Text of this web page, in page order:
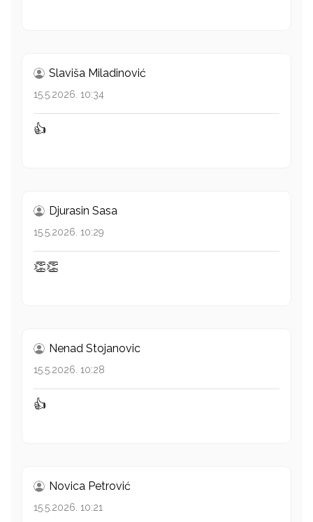
Slaviša Miladinović
15.5.2026. 10:34
👍
Djurasin Sasa
15.5.2026. 10:29
👏👏
Nenad Stojanovic
15.5.2026. 10:28
👍
Novica Petrović
15.5.2026. 10:21